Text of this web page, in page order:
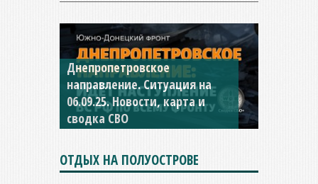
Константиновское
направление. Ситуация на
04.09.25 Новости, карта и
сводка СВО
ОТДЫХ НА ПОЛУОСТРОВЕ